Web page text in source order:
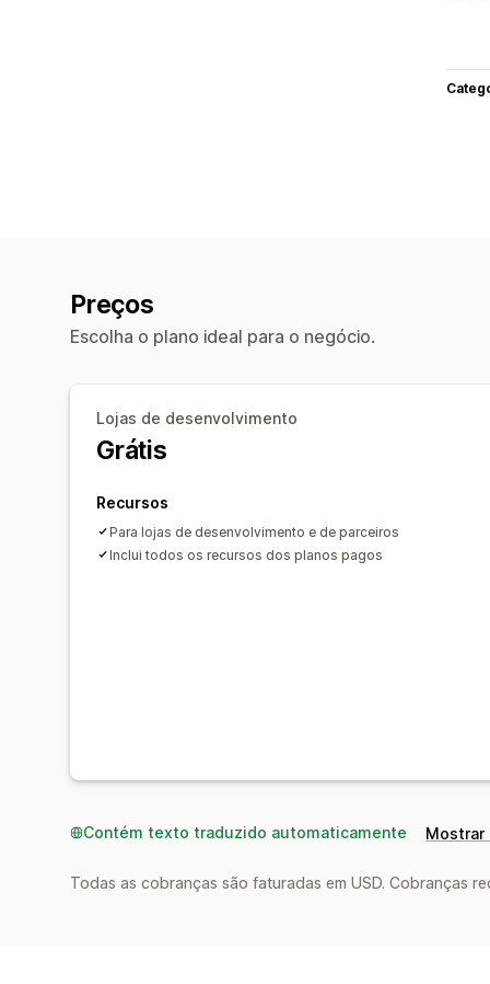
Preços
Escolha o plano ideal para o negócio.
Lojas de desenvolvimento
Grátis
Recursos
Para lojas de desenvolvimento e de parceiros
Inclui todos os recursos dos planos pagos
Contém texto traduzido automaticamente Mostrar
Todas as cobranças são faturadas em USD. Cobranças